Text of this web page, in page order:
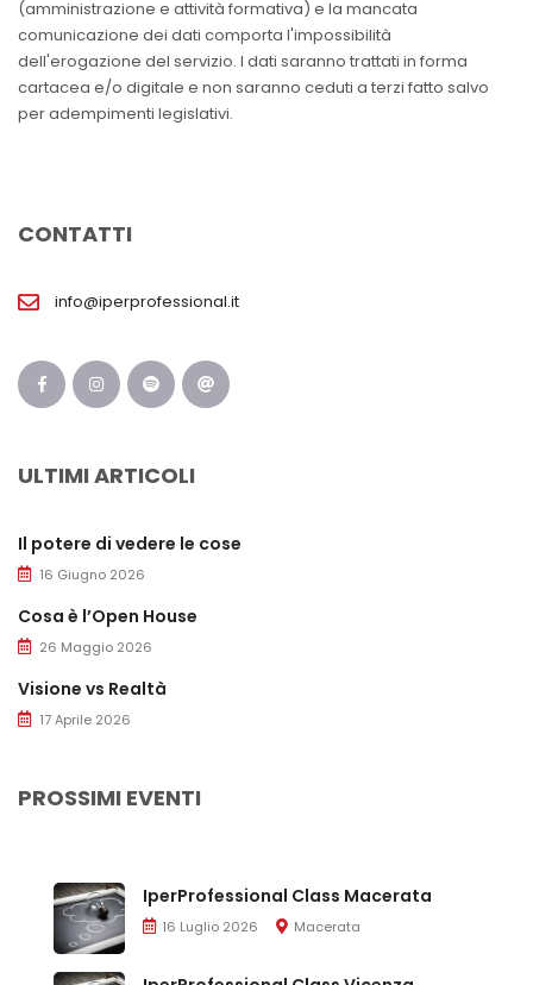
(amministrazione e attività formativa) e la mancata
comunicazione dei dati comporta l'impossibilità
dell'erogazione del servizio. I dati saranno trattati in forma
cartacea e/o digitale e non saranno ceduti a terzi fatto salvo
per adempimenti legislativi.
CONTATTI
info@iperprofessional.it
ULTIMI ARTICOLI
Il potere di vedere le cose
16 Giugno 2026
Cosa è l’Open House
26 Maggio 2026
Visione vs Realtà
17 Aprile 2026
PROSSIMI EVENTI
IperProfessional Class Macerata
16 Luglio 2026 Macerata